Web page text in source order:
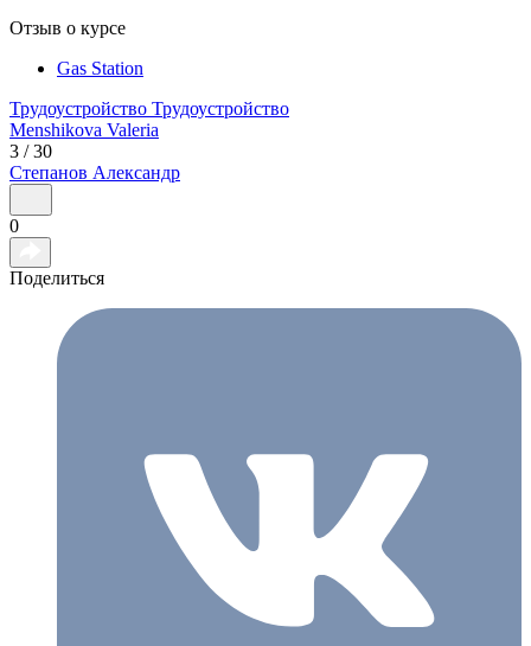
Отзыв о курсе
Gas Station
Трудоустройство Трудоустройство
Menshikova Valeria
3 / 30
Степанов Александр
0
Поделиться